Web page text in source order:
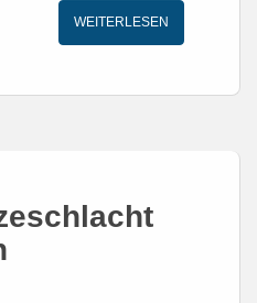
WEITERLESEN